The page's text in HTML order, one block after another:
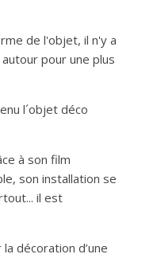
de l'objet, il n'y a
pour une plus
l´objet déco
à son film
son installation se
il est
décoration d’une